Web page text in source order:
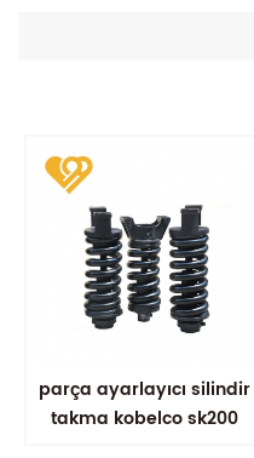
parça ayarlayıcı silindir
takma kobelco sk200